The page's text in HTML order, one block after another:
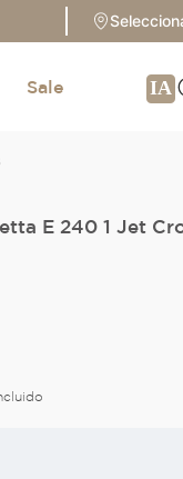
Sale
E 240 1 Jet